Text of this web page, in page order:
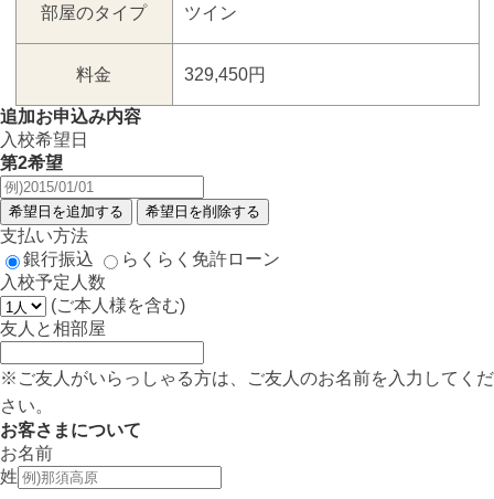
部屋のタイプ ツイン
料金 329,450円
追加お申込み内容
入校希望日
第2希望
支払い方法
銀行振込
らくらく免許ローン
入校予定人数
(ご本人様を含む)
友人と相部屋
※ご友人がいらっしゃる方は、ご友人のお名前を入力してくだ
さい。
お客さまについて
お名前
姓